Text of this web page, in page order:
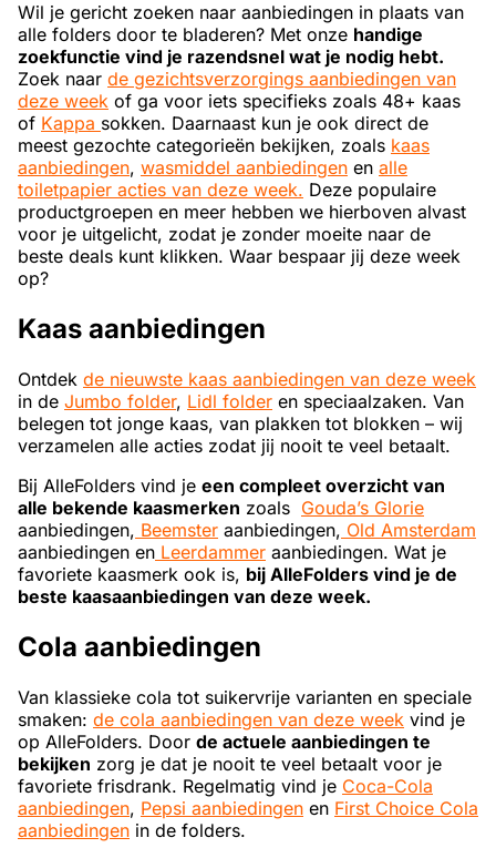
Wil je gericht zoeken naar aanbiedingen in plaats van
alle folders door te bladeren? Met onze handige
zoekfunctie vind je razendsnel wat je nodig hebt.
Zoek naar de gezichtsverzorgings aanbiedingen van
deze week of ga voor iets specifieks zoals 48+ kaas
of Kappa sokken. Daarnaast kun je ook direct de
meest gezochte categorieën bekijken, zoals kaas
aanbiedingen, wasmiddel aanbiedingen en alle
toiletpapier acties van deze week. Deze populaire
productgroepen en meer hebben we hierboven alvast
voor je uitgelicht, zodat je zonder moeite naar de
beste deals kunt klikken. Waar bespaar jij deze week
op?
Kaas aanbiedingen
Ontdek de nieuwste kaas aanbiedingen van deze week
in de Jumbo folder, Lidl folder en speciaalzaken. Van
belegen tot jonge kaas, van plakken tot blokken – wij
verzamelen alle acties zodat jij nooit te veel betaalt.
Bij AlleFolders vind je een compleet overzicht van
alle bekende kaasmerken zoals Gouda’s Glorie
aanbiedingen, Beemster aanbiedingen, Old Amsterdam
aanbiedingen en Leerdammer aanbiedingen. Wat je
favoriete kaasmerk ook is, bij AlleFolders vind je de
beste kaasaanbiedingen van deze week.
Cola aanbiedingen
Van klassieke cola tot suikervrije varianten en speciale
smaken: de cola aanbiedingen van deze week vind je
op AlleFolders. Door de actuele aanbiedingen te
bekijken zorg je dat je nooit te veel betaalt voor je
favoriete frisdrank. Regelmatig vind je Coca-Cola
aanbiedingen, Pepsi aanbiedingen en First Choice Cola
aanbiedingen in de folders.